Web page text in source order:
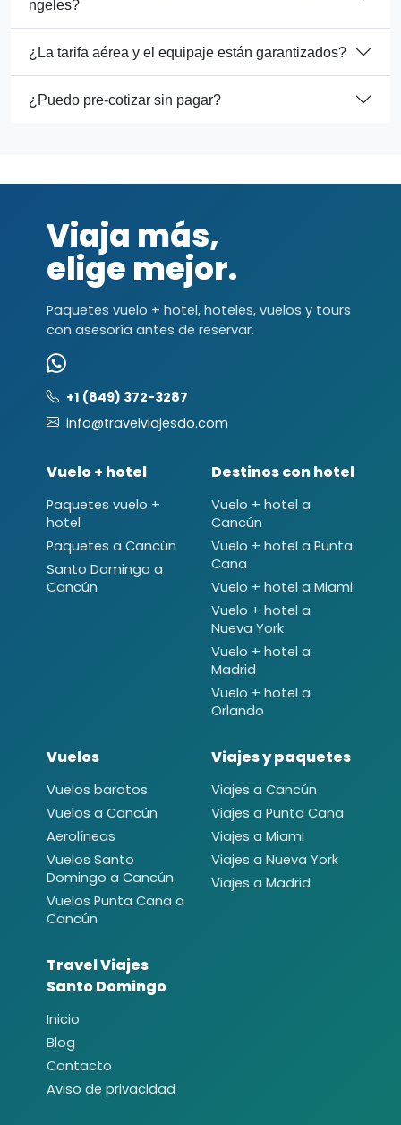
ngeles?
¿La tarifa aérea y el equipaje están garantizados?
¿Puedo pre-cotizar sin pagar?
Viaja más,
elige mejor.
Paquetes vuelo + hotel, hoteles, vuelos y tours
con asesoría antes de reservar.
+1 (849) 372-3287
info@travelviajesdo.com
Vuelo + hotel
Paquetes vuelo +
hotel
Paquetes a Cancún
Santo Domingo a
Cancún
Destinos con hotel
Vuelo + hotel a
Cancún
Vuelo + hotel a Punta
Cana
Vuelo + hotel a Miami
Vuelo + hotel a
Nueva York
Vuelo + hotel a
Madrid
Vuelo + hotel a
Orlando
Vuelos
Vuelos baratos
Vuelos a Cancún
Aerolíneas
Vuelos Santo
Domingo a Cancún
Vuelos Punta Cana a
Cancún
Viajes y paquetes
Viajes a Cancún
Viajes a Punta Cana
Viajes a Miami
Viajes a Nueva York
Viajes a Madrid
Travel Viajes
Santo Domingo
Inicio
Blog
Contacto
Aviso de privacidad